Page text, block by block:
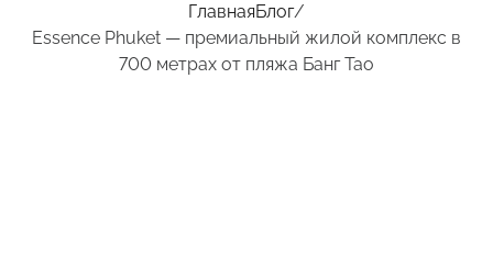
ГлавнаяБлог/
Essence Phuket — премиальный жилой комплекс в
700 метрах от пляжа Банг Тао